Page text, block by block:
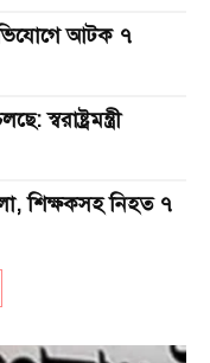
আটক ৭
স্বরাষ্ট্রমন্ত্রী
শিক্ষকসহ নিহত ৭